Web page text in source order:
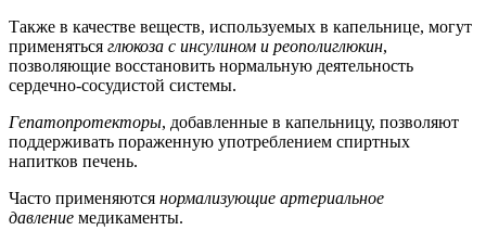
Также в качестве веществ, используемых в капельнице, могут
применяться глюкоза с инсулином и реополиглюкин,
позволяющие восстановить нормальную деятельность
сердечно-сосудистой системы.
Гепатопротекторы, добавленные в капельницу, позволяют
поддерживать пораженную употреблением спиртных
напитков печень.
Часто применяются нормализующие артериальное
давление медикаменты.